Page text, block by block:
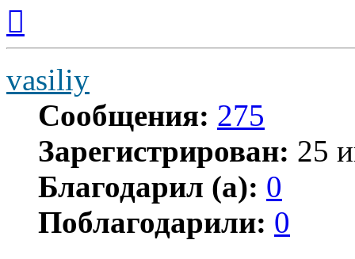
началу
vasiliy
Сообщения: 275
Зарегистрирован: 25
Благодарил (а): 0
Поблагодарили: 0